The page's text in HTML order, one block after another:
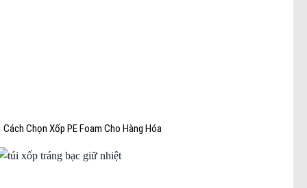
Cách Chọn Xốp PE Foam Cho Hàng Hóa